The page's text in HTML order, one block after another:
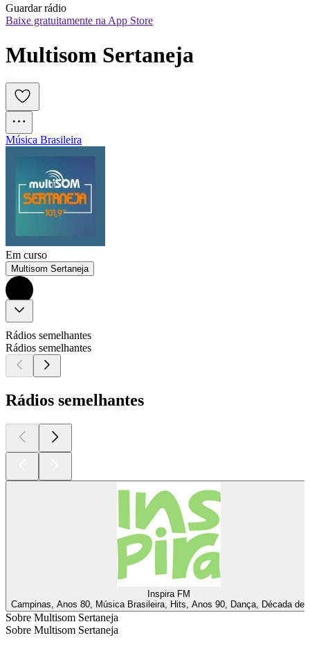
Guardar rádio
Baixe gratuitamente na App Store
Multisom Sertaneja
Música Brasileira
Em curso
Multisom Sertaneja
Rádios semelhantes
Rádios semelhantes
Rádios semelhantes
Inspira FM
Campinas, Anos 80, Música Brasileira, Hits, Anos 90, Dança, Década de
Sobre Multisom Sertaneja
Sobre Multisom Sertaneja